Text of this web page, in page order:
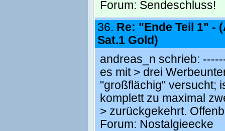
Forum: Sendeschluss!
36. Re: "Ende Teil 1" -
Sat.1 Gold)
andreas_n schrieb:
es mit > drei
"großflächig" versucht;
komplett zu maximal
> zurückgekehrt.
Forum: Nostalgieecke